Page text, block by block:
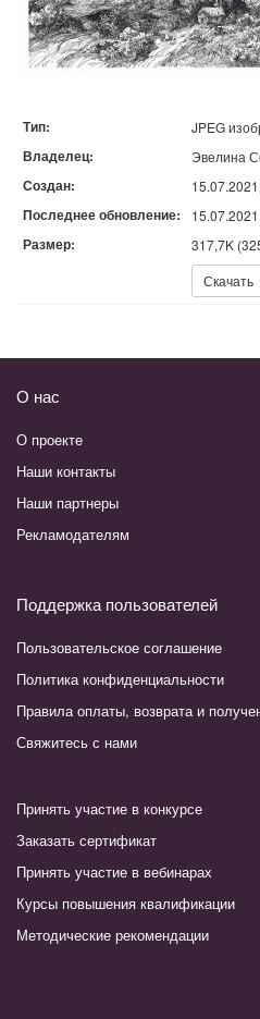
Тип: JPEG
Владелец: Эвелина
Создан:
Последнее обновление:
Размер: 317,7K
Скачать
О нас
О проекте
Наши контакты
Наши партнеры
Рекламодателям
Поддержка пользователей
Пользовательское соглашение
Политика конфиденциальности
Правила оплаты, возврата и
Свяжитесь с нами
Принять участие в конкурсе
Заказать сертификат
Принять участие в вебинарах
Курсы повышения квалификации
Методические рекомендации